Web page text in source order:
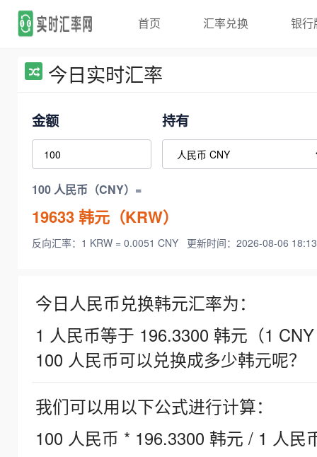
首页 汇率兑换 银行
今日实时汇率
金额 持有
100 人民币（CNY）=
19633韩元（KRW）
反向汇率：1 KRW = 0.0051 CNY 更新时间：2026-08-06
今日人民币兑换韩元汇率为：
1 人民币等于 196.3300 韩元（1
100 人民币可以兑换成多少韩元呢？
我们可以用以下公式进行计算：
100 人民币 * 196.3300 韩元 / 1 人民